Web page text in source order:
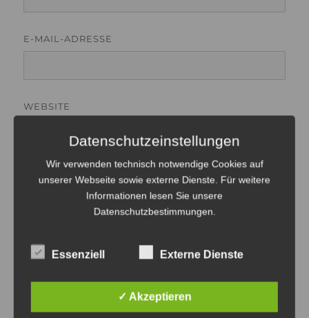
E-MAIL-ADRESSE
WEBSITE
Beitragsnavigation
Nächster
Casuality conference in
Amsterdam
Datenschutzeinstellungen
Wir verwenden technisch notwendige Cookies auf
unserer Webseite sowie externe Dienste. Für weitere
Informationen lesen Sie unsere
Datenschutzbestimmungen.
Essenziell Externe Dienste
✓ Akzeptieren